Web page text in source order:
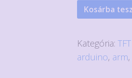
1.9"-
os
kijelző
modul
Kosárba
Kategória:
arduino, arm,